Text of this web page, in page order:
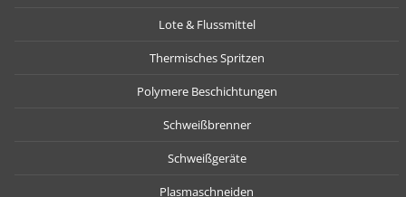
Lote & Flussmittel
Thermisches Spritzen
Polymere Beschichtungen
Schweißbrenner
Schweißgeräte
Plasmaschneiden